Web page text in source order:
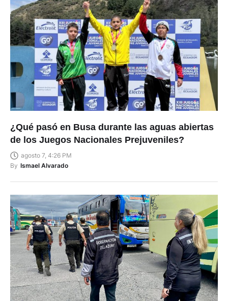
¿Qué pasó en Busa durante las aguas abiertas
de los Juegos Nacionales Prejuveniles?
agosto 7, 4:26 PM
By Ismael Alvarado